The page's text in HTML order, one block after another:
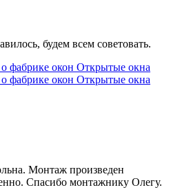
будем всем советовать.
Монтаж произведен
Спасибо монтажнику Олегу.